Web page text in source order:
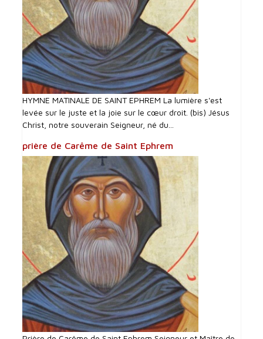
HYMNE MATINALE DE SAINT EPHREM La lumière s'est
levée sur le juste et la joie sur le cœur droit. (bis) Jésus
Christ, notre souverain Seigneur, né du...
prière de Carême de Saint Ephrem